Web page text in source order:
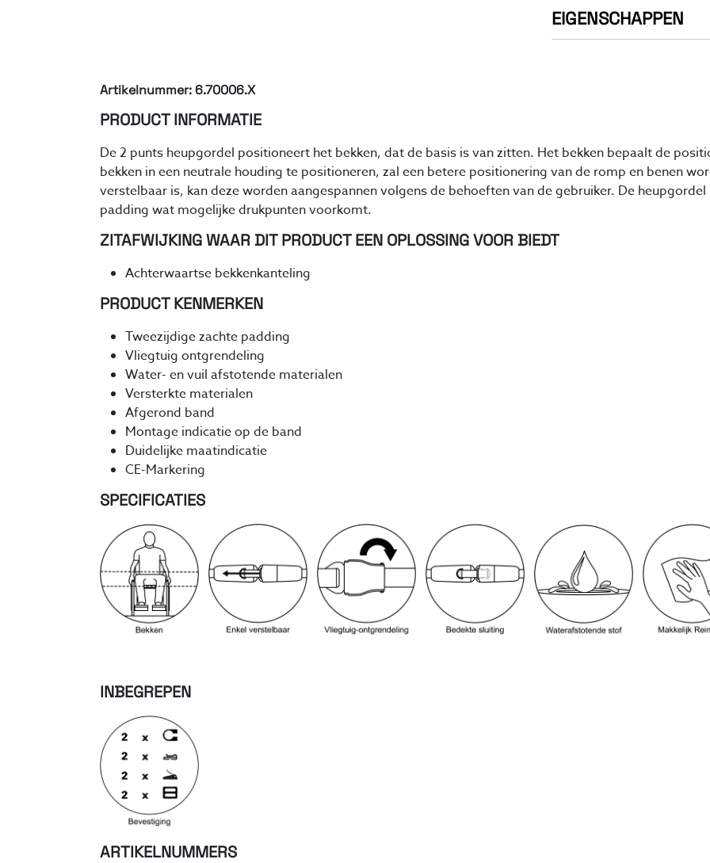
EIGENSCHAPPEN
Artikelnummer: 6.70006.X
PRODUCT INFORMATIE
De 2 punts heupgordel positioneert het bekken, dat de basis is van zitten. Het bekken bepaalt de
bekken in een neutrale houding te positioneren, zal een betere positionering van de romp en benen
verstelbaar is, kan deze worden aangespannen volgens de behoeften van de gebruiker. De
padding wat mogelijke drukpunten voorkomt.
ZITAFWIJKING WAAR DIT PRODUCT EEN OPLOSSING VOOR BIEDT
Achterwaartse bekkenkanteling
PRODUCT KENMERKEN
Tweezijdige zachte padding
Vliegtuig ontgrendeling
Water- en vuil afstotende materialen
Versterkte materialen
Afgerond band
Montage indicatie op de band
Duidelijke maatindicatie
CE-Markering
SPECIFICATIES
INBEGREPEN
ARTIKELNUMMERS